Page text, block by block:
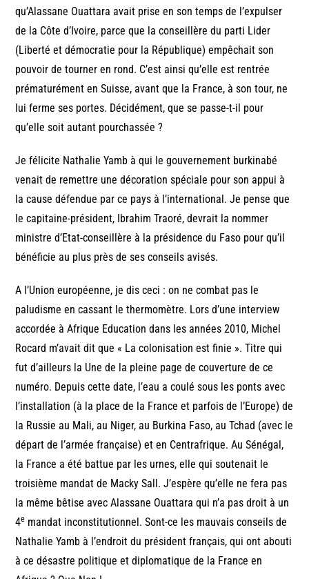
qu’Alassane Ouattara avait prise en son temps de l’expulser
de la Côte d’Ivoire, parce que la conseillère du parti Lider
(Liberté et démocratie pour la République) empêchait son
pouvoir de tourner en rond. C’est ainsi qu’elle est rentrée
prématurément en Suisse, avant que la France, à son tour, ne
lui ferme ses portes. Décidément, que se passe-t-il pour
qu’elle soit autant pourchassée ?
Je félicite Nathalie Yamb à qui le gouvernement burkinabé
venait de remettre une décoration spéciale pour son appui à
la cause défendue par ce pays à l’international. Je pense que
le capitaine-président, Ibrahim Traoré, devrait la nommer
ministre d’Etat-conseillère à la présidence du Faso pour qu’il
bénéficie au plus près de ses conseils avisés.
A l’Union européenne, je dis ceci : on ne combat pas le
paludisme en cassant le thermomètre. Lors d’une interview
accordée à Afrique Education dans les années 2010, Michel
Rocard m’avait dit que « La colonisation est finie ». Titre qui
fut d’ailleurs la Une de la pleine page de couverture de ce
numéro. Depuis cette date, l’eau a coulé sous les ponts avec
l’installation (à la place de la France et parfois de l’Europe) de
la Russie au Mali, au Niger, au Burkina Faso, au Tchad (avec le
départ de l’armée française) et en Centrafrique. Au Sénégal,
la France a été battue par les urnes, elle qui soutenait le
troisième mandat de Macky Sall. J’espère qu’elle ne fera pas
la même bêtise avec Alassane Ouattara qui n’a pas droit à un
4e mandat inconstitutionnel. Sont-ce les mauvais conseils de
Nathalie Yamb à l’endroit du président français, qui ont abouti
à ce désastre politique et diplomatique de la France en